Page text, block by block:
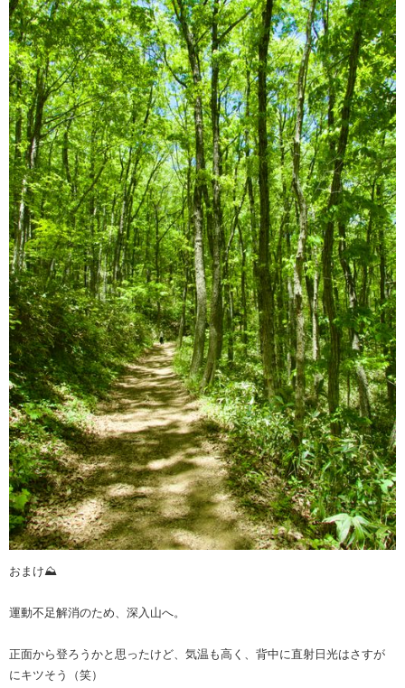
おまけ⛰️
運動不足解消のため、深入山へ。
正面から登ろうかと思ったけど、気温も高く、背中に直射日光はさすが
にキツそう（笑）